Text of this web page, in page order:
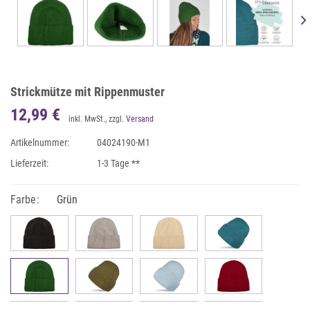
Strickmütze mit Rippenmuster
12,99 € inkl. MwSt., zzgl. Versand
Artikelnummer:
04024190-M1
Lieferzeit:
1-3 Tage **
Farbe: Grün